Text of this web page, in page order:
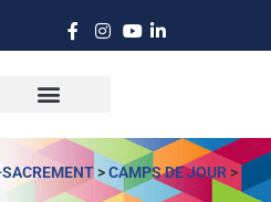
>CAMPS DE JOUR>